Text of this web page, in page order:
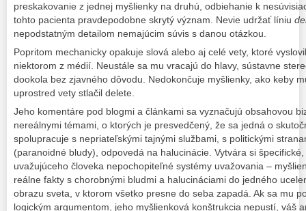
preskakovanie z jednej myšlienky na druhú, odbiehanie k
tohto pacienta pravdepodobne skrytý význam. Nevie udržať líniu
nepodstatným detailom nemajúcim súvis s danou otázkou.
Popritom mechanicky opakuje slová alebo aj celé vety, ktoré
niektorom z médií. Neustále sa mu vracajú do hlavy, sústavne
dookola bez zjavného dôvodu. Nedokončuje myšlienky, ako keby
uprostred vety stlačil delete.
Jeho komentáre pod blogmi a článkami sa vyznačujú obsahovou
nereálnymi témami, o ktorých je presvedčený, že sa jedná o
spolupracuje s nepriateľskými tajnými službami, s politickými
(paranoidné bludy), odpovedá na halucinácie. Vytvára si
uvažujúceho človeka nepochopiteľné systémy uvažovania –
reálne fakty s chorobnými bludmi a halucináciami do jedného
obrazu sveta, v ktorom všetko presne do seba zapadá. Ak sa mu
logickým argumentom, jeho myšlienková konštrukcia nepustí, váš